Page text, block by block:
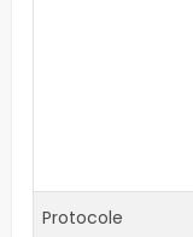
Protocole